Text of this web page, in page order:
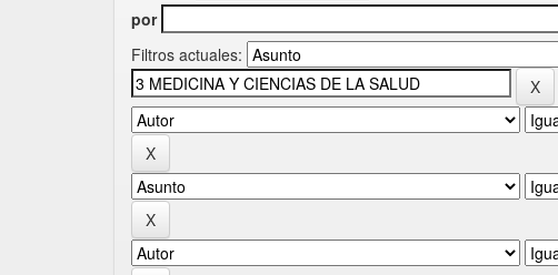
por
Filtros actuales: